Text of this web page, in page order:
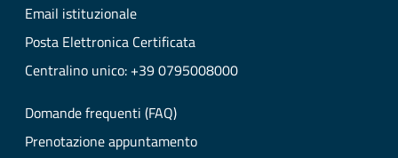
Email istituzionale
Posta Elettronica Certificata
Centralino unico: +39 0795008000
Domande frequenti (FAQ)
Prenotazione appuntamento